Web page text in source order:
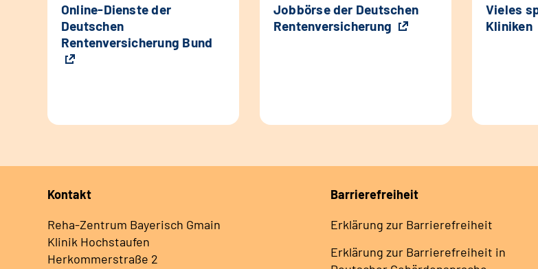
Online-Dienste der
Deutschen
Rentenversicherung Bund
Jobbörse der Deutschen
Rentenversicherung
Vieles
Kliniken
Kontakt
Reha-Zentrum Bayerisch Gmain
Klinik Hochstaufen
Herkommerstraße 2
Barrierefreiheit
Erklärung zur Barrierefreiheit
Erklärung zur Barrierefreiheit in